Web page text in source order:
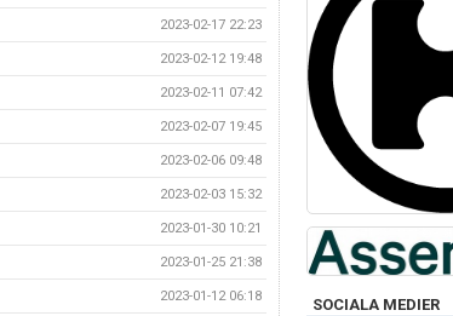
2023-02-17 22:23
2023-02-12 19:48
2023-02-11 07:42
2023-02-07 19:45
2023-02-06 09:48
2023-02-03 15:32
2023-01-30 10:21
2023-01-25 21:38
2023-01-12 06:18 SOCIALA MEDIER